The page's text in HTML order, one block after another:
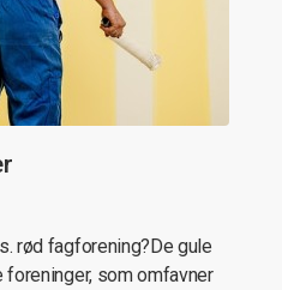
rød fagforening?De gule
som omfavner